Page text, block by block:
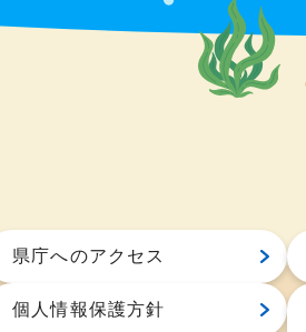
県庁へのアクセス
個人情報保護方針